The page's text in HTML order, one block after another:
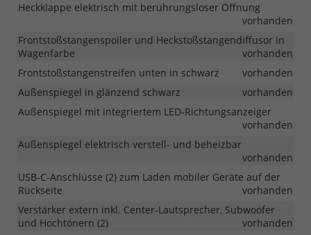
Heckklappe elektrisch mit berührungsloser Öffnung
vorhanden
Frontstoßstangenspoiler und Heckstoßstangendiffusor in
Wagenfarbe
vorhanden
Frontstoßstangenstreifen unten in schwarz
vorhanden
Außenspiegel in glänzend schwarz
vorhanden
Außenspiegel mit integriertem LED-Richtungsanzeiger
vorhanden
Außenspiegel elektrisch verstell- und beheizbar
vorhanden
USB-C-Anschlüsse (2) zum Laden mobiler Geräte auf der
Rückseite
vorhanden
Verstärker extern inkl. Center-Lautsprecher, Subwoofer
und Hochtönern (2)
vorhanden